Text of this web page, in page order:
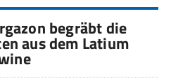
begräbt die
aus dem Latium